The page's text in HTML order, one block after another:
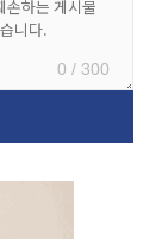
0 / 300